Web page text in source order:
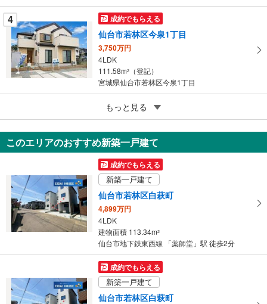
4 成約でもらえる
仙台市若林区今泉1丁目
3,750万円
4LDK
111.58m2
（登記）
宮城県仙台市若林区今泉1丁目
成約でもらえる
仙台市若林区南小泉3丁目
3,480万円
3LDK
78.24m2（登記）
宮城県仙台市若林区南小泉3丁目
もっと見る
このエリアのおすすめ新築一戸建て
成約でもらえる
新築一戸建て
仙台市若林区白萩町
4,899万円
4LDK
建物面積 113.34m2
仙台市地下鉄東西線 「薬師堂」駅 徒歩2分
成約でもらえる
新築一戸建て
仙台市若林区白萩町